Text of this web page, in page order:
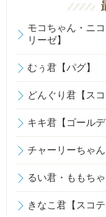
モコちゃん・ニ
リーゼ】
むぅ君【パグ】
どんぐり君【ス
キキ君【ゴール
チャーリーちゃ
るい君・ももち
きなこ君【スコ